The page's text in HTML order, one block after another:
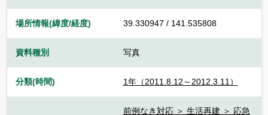
場所情報(緯度/経度) 39.330947 / 141.535808
資料種別 写真
分類(時間) 1年（2011.8.12～2012.3.11）
前例なき対応 ＞ 生活再建 ＞ 応急